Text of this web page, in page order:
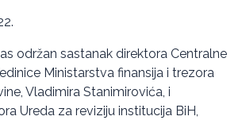
održan sastanak direktora Centralne
Ministarstva finansija i trezora
Vladimira Stanimirovića, i
Ureda za reviziju institucija BiH,